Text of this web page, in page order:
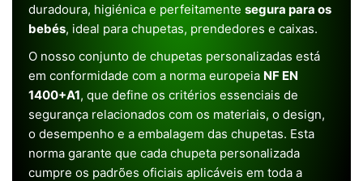
duradoura, higiénica e perfeitamente segura para os
bebés, ideal para chupetas, prendedores e caixas.
O nosso conjunto de chupetas personalizadas está
em conformidade com a norma europeia NF EN
1400+A1, que define os critérios essenciais de
segurança relacionados com os materiais, o design,
o desempenho e a embalagem das chupetas. Esta
norma garante que cada chupeta personalizada
cumpre os padrões oficiais aplicáveis em toda a